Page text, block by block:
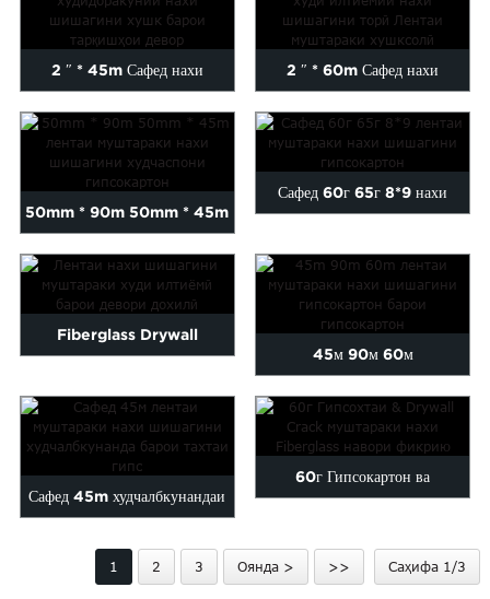
... 8 / дюйм ...
2 ″ * 45m Сафед нахи
шишагини худ илтиёмї Mes...
2 ″ * 60m Сафед нахи
шишагини худ илтиёмї Mes...
50mm * 90m 50mm * 45m
Нахи шишагини худаш
илтиёмӣ...
Сафед 60г 65г 8*9 нахи
хушк...
Fiberglass Drywall
шиша ...
45м 90м 60м
худчалбкунандаи гипсокартон
шишаи нахи...
Сафед 45m худчалбкунандаи
Drywal ...
60г Гипсокартон ва
фиб...
1 2 3 Оянда > >> Саҳифа 1/3